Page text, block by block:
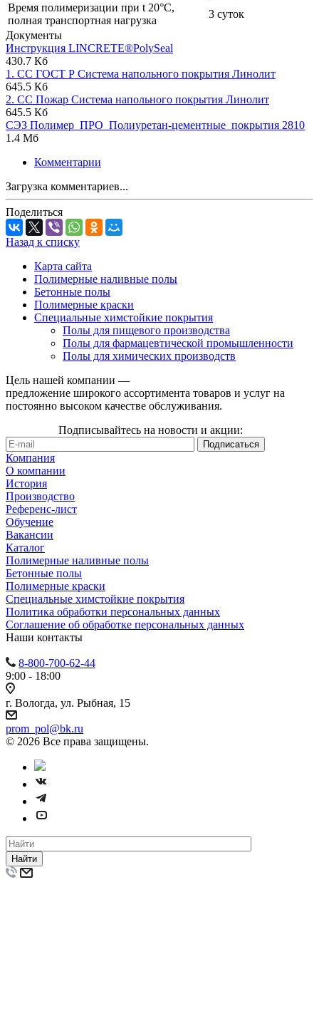
Время полимеризации при t 20°C,
полная транспортная нагрузка
3 суток
Документы
Инструкция LINCRETE®PolySeal
430.7 Кб
1. СС ГОСТ Р Система напольного покрытия Линолит
645.5 Кб
2. СС Пожар Система напольного покрытия Линолит
645.5 Кб
СЭЗ Полимер_ПРО_Полиуретан-цементные_покрытия 2810
1.4 Мб
Комментарии
Загрузка комментариев...
Поделиться
Назад к списку
Карта сайта
Полимерные наливные полы
Бетонные полы
Полимерные краски
Специальные химстойкие покрытия
Полы для пищевого производства
Полы для фармацевтической промышленности
Полы для химических производств
Цель нашей компании —
предложение широкого ассортимента товаров и услуг на
постоянно высоком качестве обслуживания.
Подписывайтесь на новости и акции:
Компания
О компании
История
Производство
Референс-лист
Обучение
Вакансии
Каталог
Полимерные наливные полы
Бетонные полы
Полимерные краски
Специальные химстойкие покрытия
Политика обработки персональных данных
Cоглашение об обработке персональных данных
Наши контакты
8-800-700-62-44
9:00 - 18:00
г. Вологда, ул. Рыбная, 15
prom_pol@bk.ru
© 2026 Все права защищены.
Найти